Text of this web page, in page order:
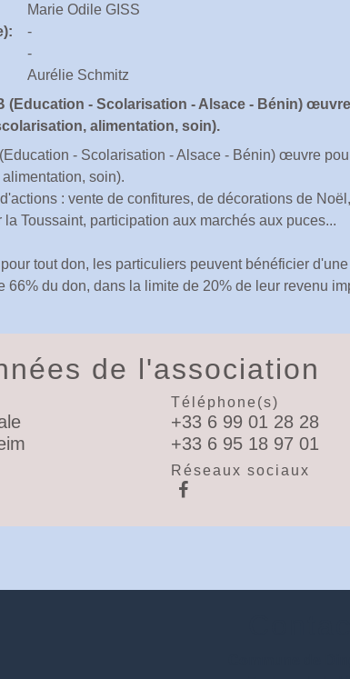
Marie Odile GISS
-
-
Aurélie Schmitz
(Education - Scolarisation - Alsace - Bénin)
alimentation, soin).
- Scolarisation - Alsace - Bénin) œuvre
soin).
: vente de confitures, de décorations de
Toussaint, participation aux marchés aux puces...
tout don, les particuliers peuvent bénéficier
66% du don, dans la limite de 20% de leur revenu
de l'association
Téléphone(s)
+33 6 99 01 28 28
+33 6 95 18 97 01
Réseaux sociaux